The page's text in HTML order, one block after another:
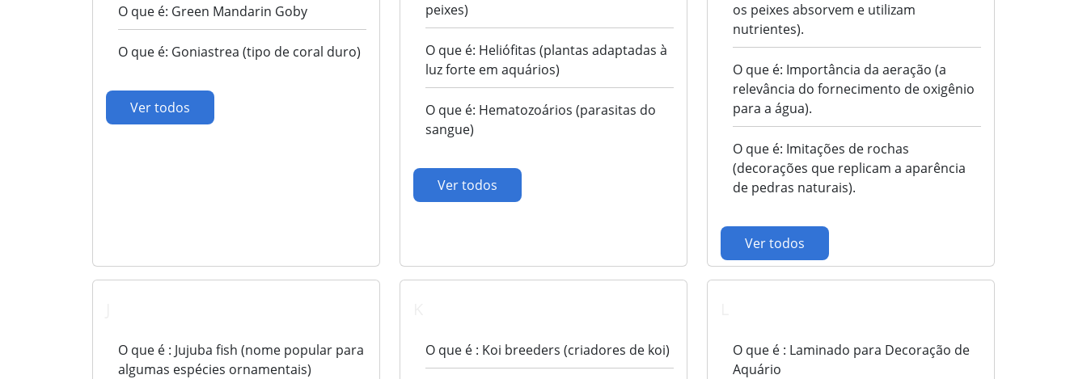
O que é: Green Mandarin Goby
O que é: Goniastrea (tipo de coral duro)
Ver todos
peixes)
O que é: Heliófitas (plantas adaptadas à
luz forte em aquários)
O que é: Hematozoários (parasitas do
sangue)
Ver todos
os peixes absorvem e utilizam
nutrientes).
O que é: Importância da aeração (a
relevância do fornecimento de oxigênio
para a água).
O que é: Imitações de rochas
(decorações que replicam a aparência
de pedras naturais).
Ver todos
O que é : Jujuba fish (nome popular para
algumas espécies ornamentais)
O que é : Koi breeders (criadores de koi)
O que é : Laminado para Decoração de
Aquário